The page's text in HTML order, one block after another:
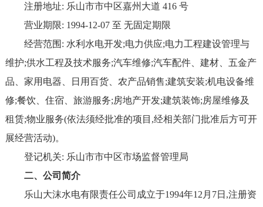
注册地址: 乐山市市中区嘉州大道 416 号
营业期限: 1994-12-07 至 无固定期限
经营范围: 水利水电开发;电力供应;电力工程建设管理与
维护;供水工程及技术服务;汽车维修;汽车配件、建材、五金产
品、家用电器、日用百货、农产品销售;建筑安装;机电设备维
修;餐饮、住宿、旅游服务;房地产开发;建筑装饰;房屋维修及
租赁;物业服务(依法须经批准的项目,经相关部门批准后方可开
展经营活动)。
登记机关: 乐山市市中区市场监督管理局
二、公司简介
乐山大沫水电有限责任公司成立于1994年12月7日,注册资